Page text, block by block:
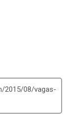
2015/08/vagas-